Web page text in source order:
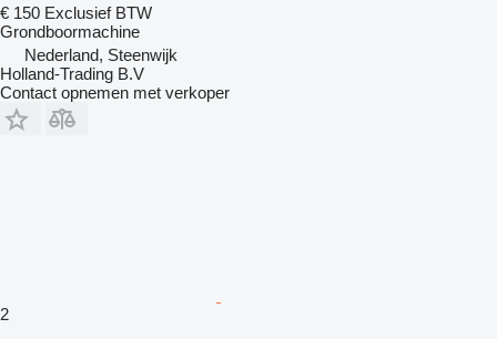
€ 150 Exclusief BTW
Grondboormachine
Nederland, Steenwijk
Holland-Trading B.V
Contact opnemen met verkoper
2